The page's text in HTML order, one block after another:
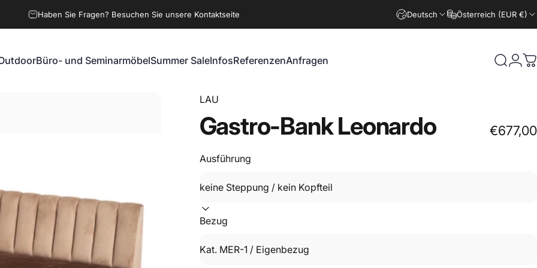
Haben Sie Fragen? Besuchen Sie unsere Kontaktseite Deutsch Österreich (EUR €)
Büro- und SeminarmöbelSummer SaleInfosReferenzenAnfragen Suche
LAU
Gastro-BankLeonardo €677,00
Ausführung
Bezug